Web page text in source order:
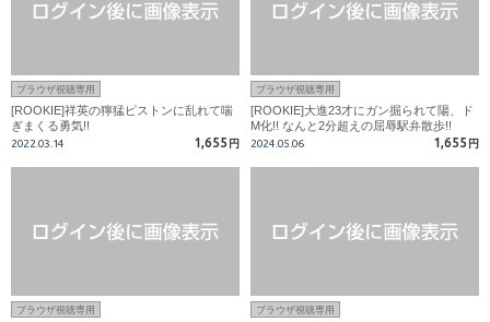
ブラウザ視聴専用
[ROOKIE]祥英の獰猛ピストンに乱れて喘
ぎまくる勇気!!
2022.03.14 1,655 円
ブラウザ視聴専用
[ROOKIE]大進23才にガン掘られて陽、ド
M化!! なんと2分超えの屈辱駅弁散歩!!
2024.05.06 1,655 円
ブラウザ視聴専用 ブラウザ視聴専用